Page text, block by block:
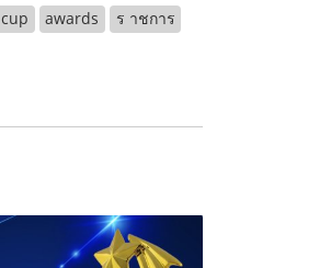
cup awards
ร าชการ